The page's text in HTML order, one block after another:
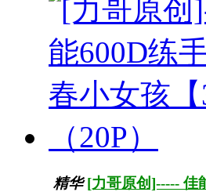
精华 [力哥原创]----- 佳